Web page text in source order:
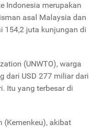
Indonesia merupakan
asal Malaysia dan
154,2 juta kunjungan di
(UNWTO), warga
dari USD 277 miliar dari
Itu yang terbesar di
(Kemenkeu), akibat